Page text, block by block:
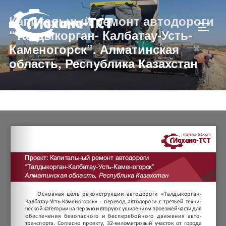
Капитальный ремонт автодороги
“Талдыкорган- Калбатау-Усть-
Каменогорск”. Алматинская
область, Республика Казахстан